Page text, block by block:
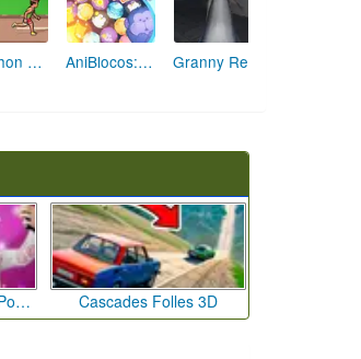
Marathon Champion io AniBlocos: Connecte les Animaux Mignons!
Défi de Mode: Star du Podium Cascades Folles 3D